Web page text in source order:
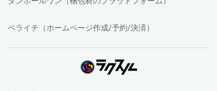
ペライチ（ホームページ作成/予約/決済）